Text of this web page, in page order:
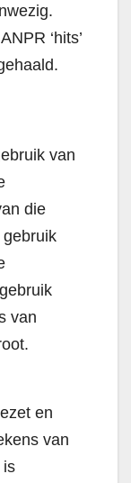
‘hits’
van
die
van
en
van
is